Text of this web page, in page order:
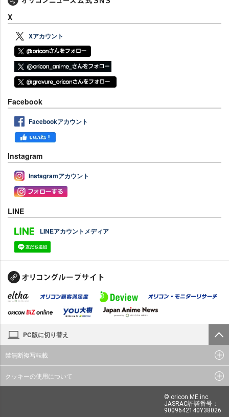
X
Xアカウント
Facebook
Facebookアカウント
Instagram
Instagramアカウント
LINE
LINEアカウントメディア
PC版に切り替え
禁無断複写転載
クッキーの使用について
© oricon ME inc.
JASRAC許諾番号：
9009642140Y38026